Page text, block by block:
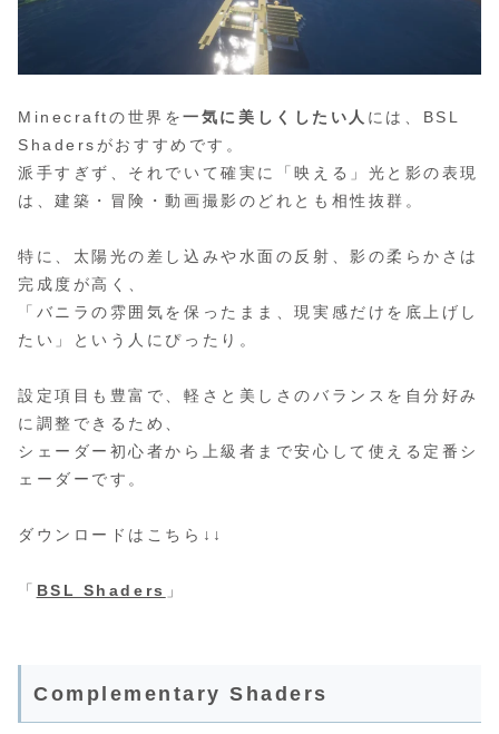
Minecraftの世界を一気に美しくしたい人 には、BSL
Shadersがおすすめです。
派手すぎず、それでいて確実に「映える」光と影の表現
は、建築・冒険・動画撮影のどれとも相性抜群。
特に、太陽光の差し込みや水面の反射、影の柔らかさは
完成度が高く、
「バニラの雰囲気を保ったまま、現実感だけを底上げし
たい」という人にぴったり。
設定項目も豊富で、軽さと美しさのバランスを自分好み
に調整できるため、
シェーダー初心者から上級者まで安心して使える定番シ
ェーダーです。
ダウンロードはこちら↓↓
「 BSL Shaders 」
Complementary Shaders